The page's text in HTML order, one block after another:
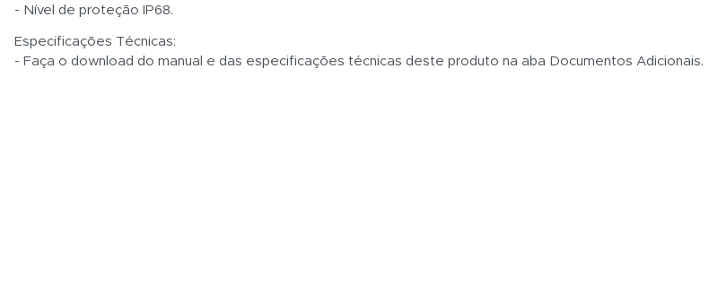
- Nível de proteção IP68.
Especificações Técnicas:
- Faça o download do manual e das especificações técnicas deste produto na aba Documentos Adicionais.